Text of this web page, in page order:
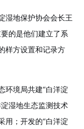
湿地保护协会会长王
的是他们建立了系
样方设置和记录方
环境局共建“白洋淀
湿地生态监测技术
用；开发的“白洋淀